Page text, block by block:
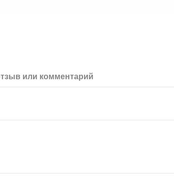
или комментарий